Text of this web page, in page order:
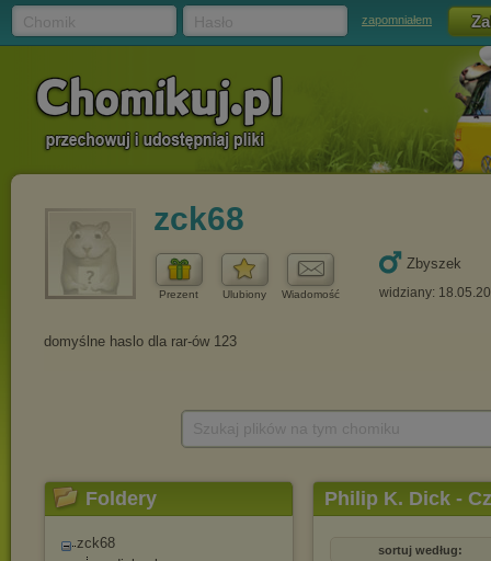
zapomniałem
zck68
Prezent Ulubiony Wiadomość
Zbyszek
widziany:
Foldery
zck68
Philip K. Dick -
sortuj według: